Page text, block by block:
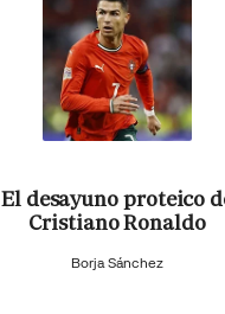
El desayuno proteico
Cristiano Ronaldo
Borja Sánchez